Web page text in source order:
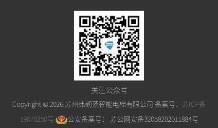
关注公众号
Copyright ©2026 苏州弗朗茨智能电梯有限公司 备案号： 苏ICP备
19070250号
公安备案号： 苏公网安备32058202011884号